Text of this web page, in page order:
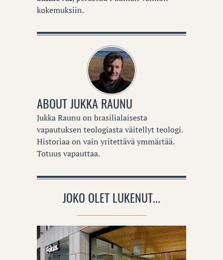
kokemuksiin.
ABOUTJUKKA RAUNU
Jukka Raunu on brasilialaisesta
vapautuksen teologiasta väitellyt teologi.
Historiaa on vain yritettävä ymmärtää.
Totuus vapauttaa.
JOKO OLET LUKENUT...